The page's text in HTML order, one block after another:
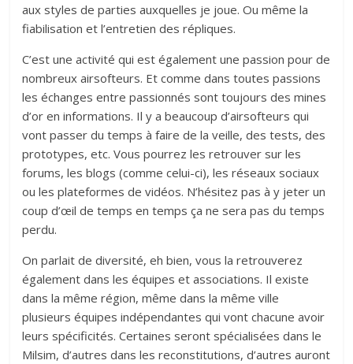
aux styles de parties auxquelles je joue. Ou même la
fiabilisation et l’entretien des répliques.
C’est une activité qui est également une passion pour de
nombreux airsofteurs. Et comme dans toutes passions
les échanges entre passionnés sont toujours des mines
d’or en informations. Il y a beaucoup d’airsofteurs qui
vont passer du temps à faire de la veille, des tests, des
prototypes, etc. Vous pourrez les retrouver sur les
forums, les blogs (comme celui-ci), les réseaux sociaux
ou les plateformes de vidéos. N’hésitez pas à y jeter un
coup d’œil de temps en temps ça ne sera pas du temps
perdu.
On parlait de diversité, eh bien, vous la retrouverez
également dans les équipes et associations. Il existe
dans la même région, même dans la même ville
plusieurs équipes indépendantes qui vont chacune avoir
leurs spécificités. Certaines seront spécialisées dans le
Milsim, d’autres dans les reconstitutions, d’autres auront